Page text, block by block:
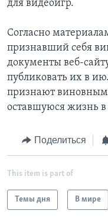
для видеоигр.
Согласно
признавший себя
документы веб-
публиковать их в
признают
оставшуюся жизнь
Поделиться
This item is part of
Темы дня В мире